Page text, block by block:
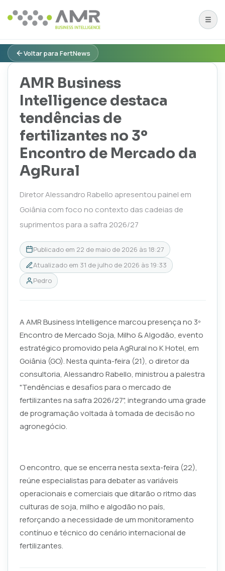
Voltar para FertNews
AMR Business
Intelligence destaca
tendências de
fertilizantes no 3º
Encontro de Mercado da
AgRural
Diretor Alessandro Rabello apresentou painel em
Goiânia com foco no contexto das cadeias de
suprimentos para a safra 2026/27
Publicado em 22 de maio de 2026 às 18:27
Atualizado em 31 de julho de 2026 às 19:33
Pedro
A AMR Business Intelligence marcou presença no 3º
Encontro de Mercado Soja, Milho & Algodão, evento
estratégico promovido pela AgRural no K Hotel, em
Goiânia (GO). Nesta quinta-feira (21), o diretor da
consultoria, Alessandro Rabello, ministrou a palestra
"Tendências e desafios para o mercado de
fertilizantes na safra 2026/27", integrando uma grade
de programação voltada à tomada de decisão no
agronegócio.
O encontro, que se encerra nesta sexta-feira (22),
reúne especialistas para debater as variáveis
operacionais e comerciais que ditarão o ritmo das
culturas de soja, milho e algodão no país,
reforçando a necessidade de um monitoramento
contínuo e técnico do cenário internacional de
fertilizantes.